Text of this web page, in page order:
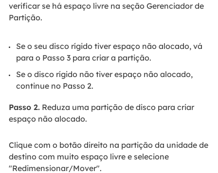
verificar se há espaço livre na seção Gerenciador de
Partição.
Se o seu disco rígido tiver espaço não alocado, vá
para o Passo 3 para criar a partição.
Se o disco rígido não tiver espaço não alocado,
continue no Passo 2.
Passo 2.Reduza uma partição de disco para criar
espaço não alocado.
Clique com o botão direito na partição da unidade de
destino com muito espaço livre e selecione
"Redimensionar/Mover".